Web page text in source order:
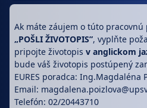
Ak máte záujem o túto
„POŠLI ŽIVOTOPIS”, vyplňte
pripojte životopis v anglickom
bude váš životopis postúpený
EURES poradca: Ing.Magdaléna
Email:
Telefón: 02/20443710